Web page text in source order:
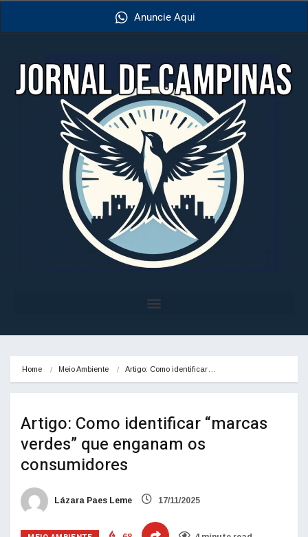
Anuncie Aqui
Home Meio Ambiente Artigo: Como identificar…
Artigo: Como identificar “marcas
verdes” que enganam os
consumidores
Lázara Paes Leme 17/11/2025